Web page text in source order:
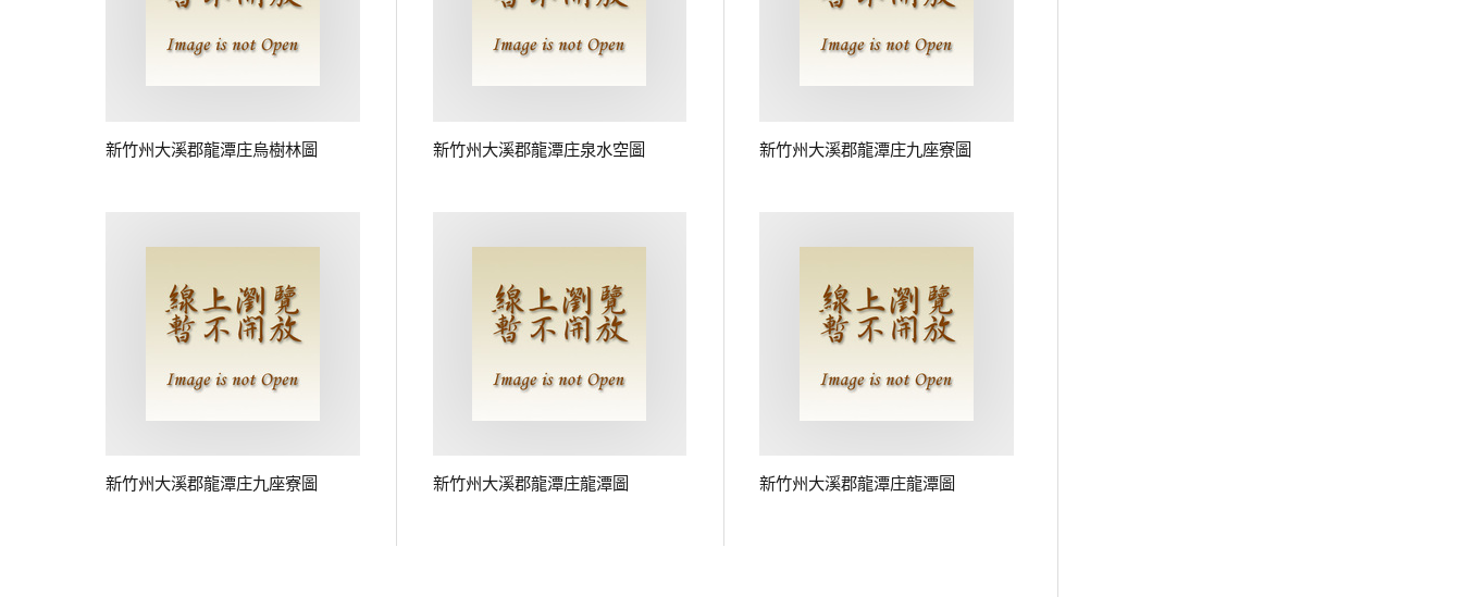
新竹州大溪郡龍潭庄烏樹林圖 新竹州大溪郡龍潭庄泉水空圖 新竹州大溪郡龍潭庄九座寮圖
新竹州大溪郡龍潭庄九座寮圖 新竹州大溪郡龍潭庄龍潭圖 新竹州大溪郡龍潭庄龍潭圖